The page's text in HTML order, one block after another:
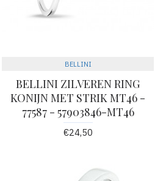
BELLINI
BELLINI ZILVEREN RING
KONIJN MET STRIK MT46 -
77587 - 57903846-MT46
€24,50